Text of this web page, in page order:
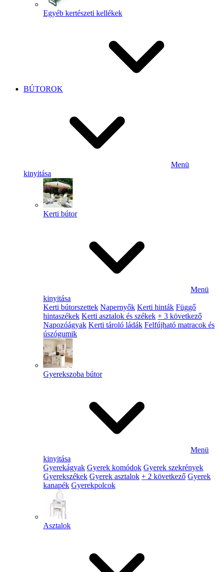
Egyéb kertészeti kellékek
BÚTOROK
Menü
kinyitása
Kerti bútor
Menü
kinyitása
Kerti bútorszettek Napernyők Kerti hinták Függő
hintaszékek Kerti asztalok és székek + 3 következő
Napozóágyak Kerti tároló ládák Felfújható matracok és
úszógumik
Gyerekszoba bútor
Menü
kinyitása
Gyerekágyak Gyerek komódok Gyerek szekrények
Gyerekszékek Gyerek asztalok + 2 következő Gyerek
kanapék Gyerekpolcok
Asztalok